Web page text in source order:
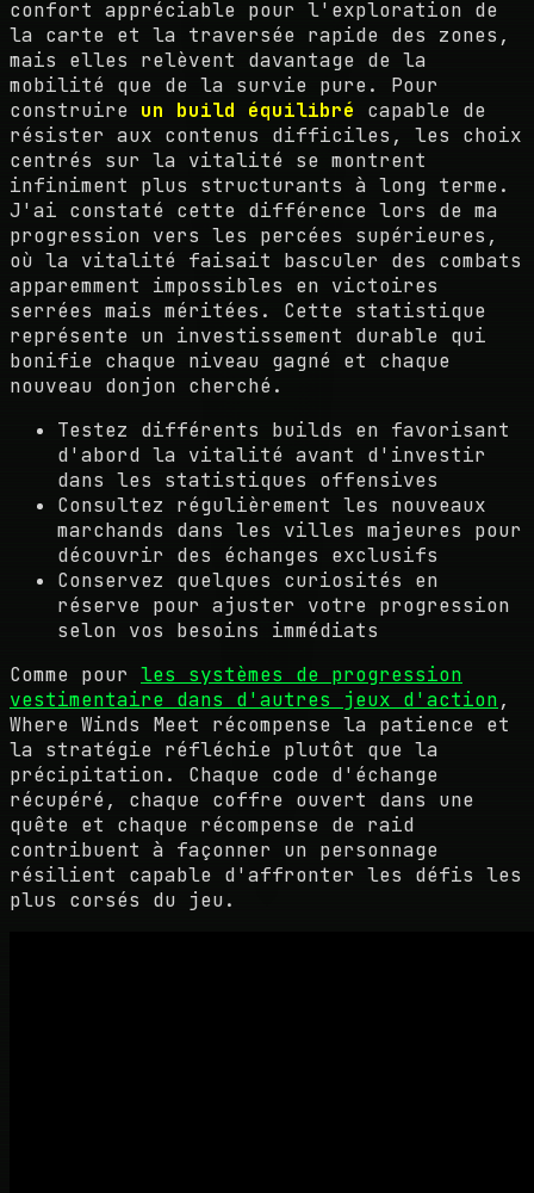
confort appréciable pour l'exploration de
la carte et la traversée rapide des zones,
mais elles relèvent davantage de la
mobilité que de la survie pure. Pour
construire un build équilibré capable de
résister aux contenus difficiles, les choix
centrés sur la vitalité se montrent
infiniment plus structurants à long terme.
J'ai constaté cette différence lors de ma
progression vers les percées supérieures,
où la vitalité faisait basculer des combats
apparemment impossibles en victoires
serrées mais méritées. Cette statistique
représente un investissement durable qui
bonifie chaque niveau gagné et chaque
nouveau donjon cherché.
Testez différents builds en favorisant
d'abord la vitalité avant d'investir
dans les statistiques offensives
Consultez régulièrement les nouveaux
marchands dans les villes majeures pour
découvrir des échanges exclusifs
Conservez quelques curiosités en
réserve pour ajuster votre progression
selon vos besoins immédiats
Comme pour les systèmes de progression
vestimentaire dans d'autres jeux d'action,
Where Winds Meet récompense la patience et
la stratégie réfléchie plutôt que la
précipitation. Chaque code d'échange
récupéré, chaque coffre ouvert dans une
quête et chaque récompense de raid
contribuent à façonner un personnage
résilient capable d'affronter les défis les
plus corsés du jeu.